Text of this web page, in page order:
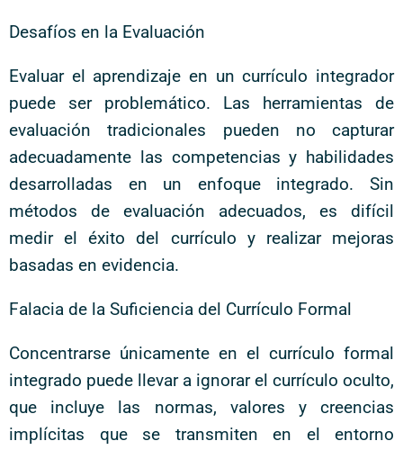
Desafíos en la Evaluación
Evaluar el aprendizaje en un currículo integrador
puede ser problemático. Las herramientas de
evaluación tradicionales pueden no capturar
adecuadamente las competencias y habilidades
desarrolladas en un enfoque integrado. Sin
métodos de evaluación adecuados, es difícil
medir el éxito del currículo y realizar mejoras
basadas en evidencia.
Falacia de la Suficiencia del Currículo Formal
Concentrarse únicamente en el currículo formal
integrado puede llevar a ignorar el currículo oculto,
que incluye las normas, valores y creencias
implícitas que se transmiten en el entorno